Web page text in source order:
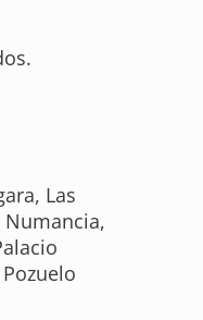
Las
Numancia,